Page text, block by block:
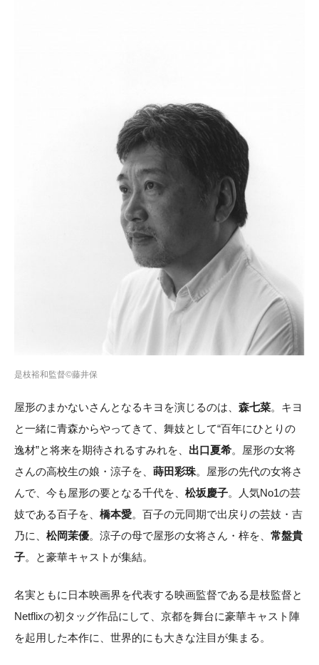
是枝裕和監督©藤井保
屋形のまかないさんとなるキヨを演じるのは、 森七菜。キヨ
と一緒に青森からやってきて、舞妓として“百年にひとりの
逸材”と将来を期待されるすみれを、 出口夏希。屋形の女将
さんの高校生の娘・涼子を、 蒔田彩珠。​​​​屋形の先代の女将さ
んで、今も屋形の要となる千代を、 松坂慶子。人気No1の芸
妓である百子を、 橋本愛。百子の元同期で出戻りの芸妓・吉
乃に、 松岡茉優。涼子の母で屋形の女将さん・梓を、 常盤貴
子。と豪華キャストが集結。​​
名実ともに日本映画界を代表する映画監督である是枝監督と
Netflixの初タッグ作品にして、京都を舞台に豪華キャスト陣
を起用した本作に、世界的にも大きな注目が集まる。